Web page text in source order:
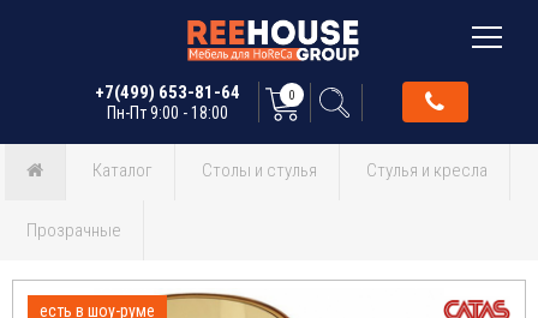
+7(499) 653-81-64
Пн-Пт 9:00 - 18:00
0
Каталог Столы и стулья Стулья и кресла
Прозрачные
есть в шоу-руме